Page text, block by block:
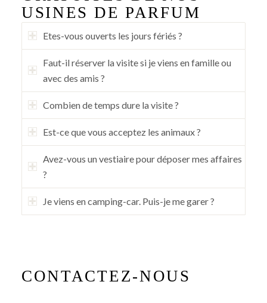
USINES DE PARFUM
Etes-vous ouverts les jours fériés ?
Faut-il réserver la visite si je viens en famille ou
avec des amis ?
Combien de temps dure la visite ?
Est-ce que vous acceptez les animaux ?
Avez-vous un vestiaire pour déposer mes affaires
?
Je viens en camping-car. Puis-je me garer ?
CONTACTEZ-NOUS